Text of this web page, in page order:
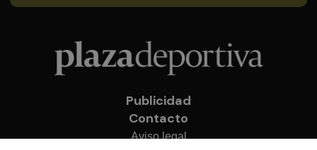
Publicidad
Contacto
Aviso legal